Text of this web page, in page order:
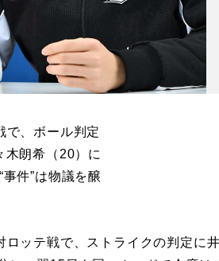
、ボール判定
木朗希（20）に
件”は物議を醸
ッテ戦で、ストライクの判定に